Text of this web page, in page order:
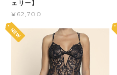
ェリー】
¥62,700